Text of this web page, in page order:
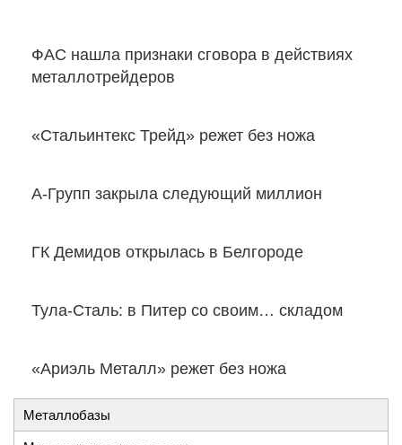
ФАС нашла признаки сговора в действиях
металлотрейдеров
«Стальинтекс Трейд» режет без ножа
А-Групп закрыла следующий миллион
ГК Демидов открылась в Белгороде
Тула-Сталь: в Питер со своим… складом
«Ариэль Металл» режет без ножа
Металлобазы